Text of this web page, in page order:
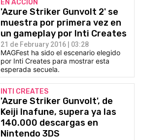
EN ACCIÓN
'Azure Striker Gunvolt 2' se
muestra por primera vez en
un gameplay por Inti Creates
21 de February 2016 | 03:28
MAGFest ha sido el escenario elegido
por Inti Creates para mostrar esta
esperada secuela.
INTI CREATES
'Azure Striker Gunvolt', de
Keiji Inafune, supera ya las
140.000 descargas en
Nintendo 3DS